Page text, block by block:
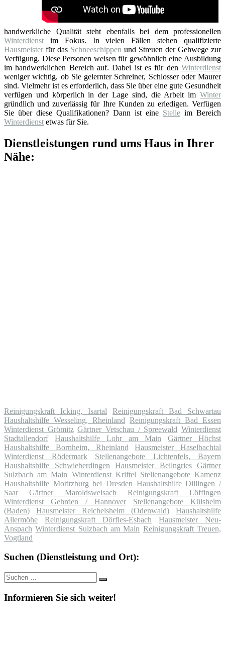
handwerkliche Qualität steht ebenfalls bei dem professionellen
Winterdienst im Fokus. In vielen Fällen stehen qualifizierte
Hausmeister für das Schneeschippen und Streuen der Gehwege zur
Verfügung. Diese Personen weisen für gewöhnlich eine Ausbildung
im handwerklichen Bereich auf. Dabei ist es für den Winterdienst
weniger wichtig, ob Sie gelernter Schreiner, Schlosser oder Maurer
sind. Vielmehr ist es erforderlich, dass Sie über eine gute Gesundheit
verfügen und körperlich in der Lage sind, die Arbeit im Winter
gründlich und zuverlässig für Ihre Kunden zu erledigen. Verfügen
Sie über diese Qualifikationen? Dann ist eine Stelle im Bereich
Winterdienst etwas für Sie.
Dienstleistungen rund ums Haus in Ihrer
Nähe:
Reinigungskraft Icking, Isartal
Reinigungskraft Bad Schwartau
Haushaltshilfe Wesseling, Rheinland Reinigungskraft Bad Essen
Winterdienst Grömitz Gärtner Vetschau / Spreewald Winterdienst
Stadtallendorf
Haushaltshilfe Lohr am Main
Gärtner Höchst
Haushaltshilfe Bornheim, Rheinland
Hausmeister Haselbachtal
Winterdienst Rödermark
Stellenangebote Lichtenfels, Bayern
Haushaltshilfe Schwieberdingen
Hausmeister Beilngries
Gärtner
Sulzbach am Main Winterdienst Kriftel Stellenangebote Kamenz
Haushaltshilfe Moritzburg bei Dresden Haushaltshilfe Dillingen /
Saar
Gärtner Maroldsweisach
Reinigungskraft Löffingen
Winterdienst Gehrden / Hannover
Stellenangebote Külsheim
(Baden)
Hausmeister Reichelsheim (Odenwald)
Haushaltshilfe
Allermöhe
Reinigungskraft Dörfles-Esbach
Hausmeister Neu-
Anspach Winterdienst Sulzbach am Main Reinigungskraft Treuen,
Vogtland
Suchen (Dienstleistung und Ort):
Suche
nach:
Suchen
Informieren Sie sich weiter!